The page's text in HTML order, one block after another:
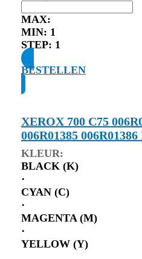
MAX:
MIN: 1
STEP: 1
BESTELLEN
XEROX 700 C75
006R01385
KLEUR:
BLACK (K)
⋅
CYAN (C)
⋅
MAGENTA (M)
⋅
YELLOW (Y)